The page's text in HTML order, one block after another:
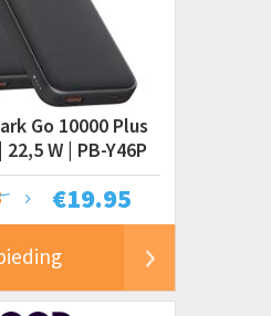
Go 10000 Plus
W | PB-Y46P
€19.95